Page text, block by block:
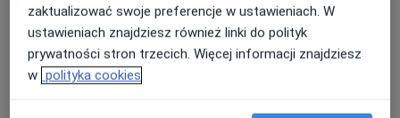
Farmakoterapia
Szczegóły
Pomiary ciała
zaktualizować swoje preferencje w ustawieniach. W
ustawieniach znajdziesz również linki do polityk
prywatności stron trzecich. Więcej informacji znajdziesz
w polityka cookies